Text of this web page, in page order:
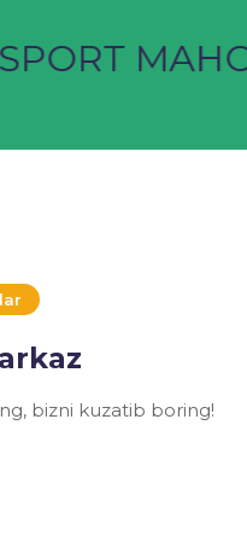
bizni kuzatib boring!